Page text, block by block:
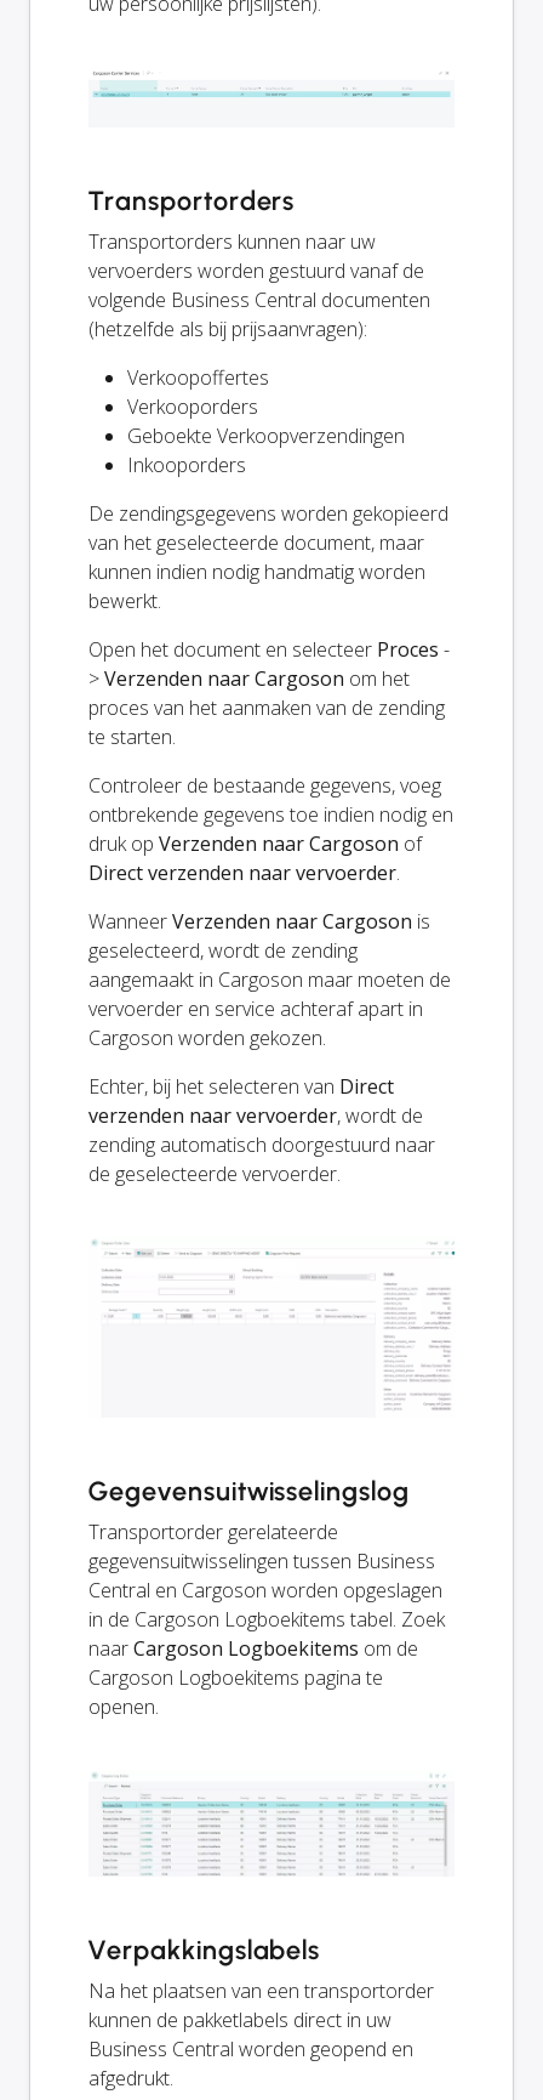
Transportorders
Transportorders kunnen naar uw
vervoerders worden gestuurd vanaf de
volgende Business Central documenten
(hetzelfde als bij prijsaanvragen):
Verkoopoffertes
Verkooporders
Geboekte Verkoopverzendingen
Inkooporders
De zendingsgegevens worden gekopieerd
van het geselecteerde document, maar
kunnen indien nodig handmatig worden
bewerkt.
Open het document en selecteer Proces -
>Verzenden naar Cargoson om het
proces van het aanmaken van de zending
te starten.
Controleer de bestaande gegevens, voeg
ontbrekende gegevens toe indien nodig en
druk op Verzenden naar Cargoson of
Direct verzenden naar vervoerder.
WanneerVerzenden naar Cargoson is
geselecteerd, wordt de zending
aangemaakt in Cargoson maar moeten de
vervoerder en service achteraf apart in
Cargoson worden gekozen.
Echter, bij het selecteren van Direct
verzenden naar vervoerder, wordt de
zending automatisch doorgestuurd naar
de geselecteerde vervoerder.
Gegevensuitwisselingslog
Transportorder gerelateerde
gegevensuitwisselingen tussen Business
Central en Cargoson worden opgeslagen
in de Cargoson Logboekitems tabel. Zoek
naarCargoson Logboekitems om de
Cargoson Logboekitems pagina te
openen.
Verpakkingslabels
Na het plaatsen van een transportorder
kunnen de pakketlabels direct in uw
Business Central worden geopend en
afgedrukt.